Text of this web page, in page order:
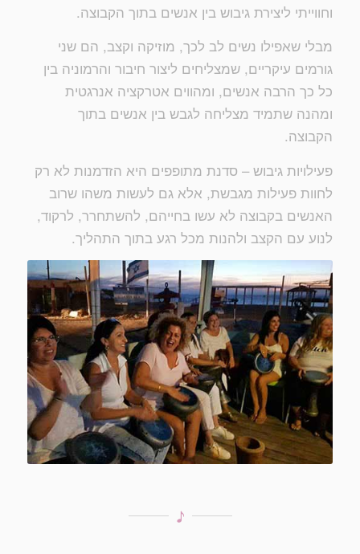
וחווייתי ליצירת גיבוש בין אנשים בתוך הקבוצה.
מבלי שאפילו נשים לב לכך, מוזיקה וקצב, הם שני
גורמים עיקריים, שמצליחים ליצור חיבור והרמוניה בין
כל כך הרבה אנשים, ומהווים אטרקציה אנרגטית
ומהנה שתמיד מצליחה לגבש בין אנשים בתוך
הקבוצה.
פעילויות גיבוש – סדנת מתופפים היא הזדמנות לא רק
לחוות פעילות מגבשת, אלא גם לעשות משהו שרוב
האנשים בקבוצה לא עשו בחייהם, להשתחרר, לרקוד,
לנוע עם הקצב ולהנות מכל רגע בתוך התהליך.